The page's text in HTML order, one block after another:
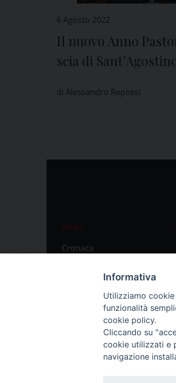
6 Agosto 2022
Il nuovo Anno
scia di
di Alessandro Repossi
News
Cronaca
Primo PianoInformativa
Utilizziamo
funzionalità
cookie policy.
Cliccando su
cookie utilizzati e
navigazione